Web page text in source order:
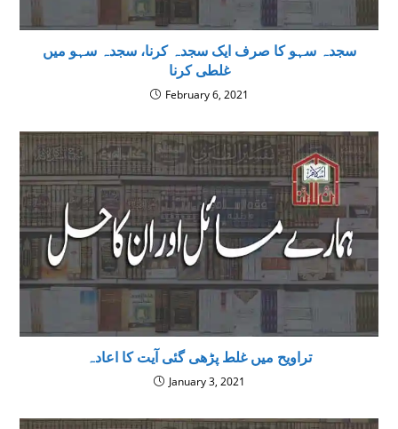
سجدہ سہو کا صرف ایک سجدہ کرنا، سجدہ سہو ميں
غلطى كرنا
February 6, 2021
تراويح میں غلط پڑھی گئی آیت کا اعادہ
January 3, 2021